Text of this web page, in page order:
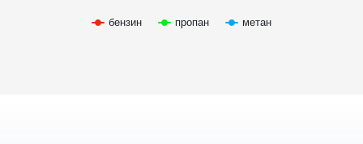
бензин пропан метан